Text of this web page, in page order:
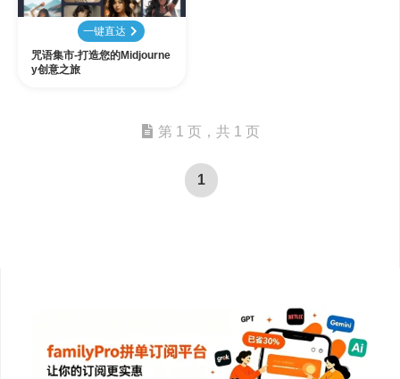
一键直达
咒语集市-打造您的Midjourne
y创意之旅
第 1 页，共 1 页
1